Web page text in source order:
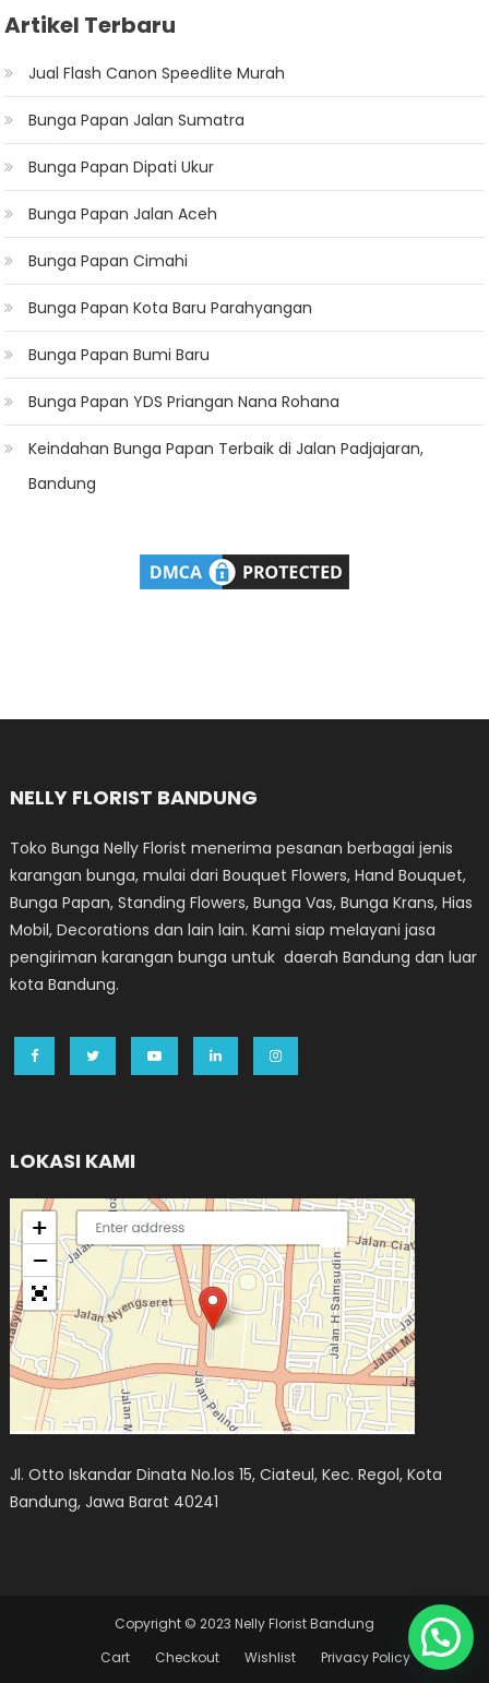
Artikel Terbaru
Jual Flash Canon Speedlite Murah
Bunga Papan Jalan Sumatra
Bunga Papan Dipati Ukur
Bunga Papan Jalan Aceh
Bunga Papan Cimahi
Bunga Papan Kota Baru Parahyangan
Bunga Papan Bumi Baru
Bunga Papan YDS Priangan Nana Rohana
Keindahan Bunga Papan Terbaik di Jalan Padjajaran,
Bandung
NELLY FLORIST BANDUNG
Toko Bunga Nelly Florist menerima pesanan berbagai jenis
karangan bunga, mulai dari Bouquet Flowers, Hand Bouquet,
Bunga Papan, Standing Flowers, Bunga Vas, Bunga Krans, Hias
Mobil, Decorations dan lain lain. Kami siap melayani jasa
pengiriman karangan bunga untuk daerah Bandung dan luar
kota Bandung.
LOKASI KAMI
Jl. Otto Iskandar Dinata No.los 15, Ciateul, Kec. Regol, Kota
Bandung, Jawa Barat 40241
Copyright © 2023 Nelly Florist Bandung
Cart
Checkout Wishlist Privacy Policy